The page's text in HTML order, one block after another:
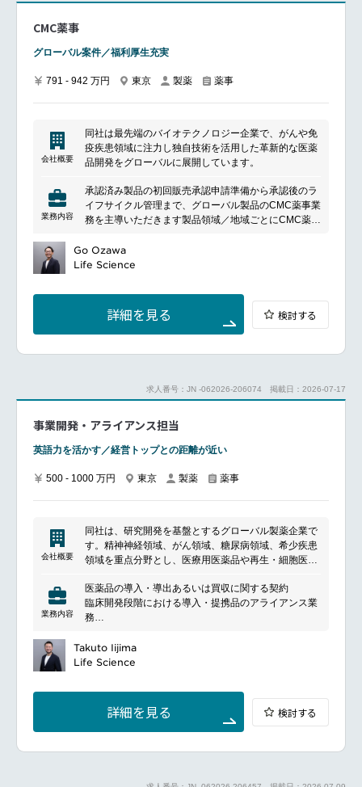
CMC薬事
グローバル案件／福利厚生充実
791 - 942 万円 東京 製薬 薬事
会社概要
同社は最先端のバイオテクノロジー企業で、がんや免
疫疾患領域に注力し独自技術を活用した革新的な医薬
品開発をグローバルに展開しています。
業務内容
承認済み製品の初回販売承認申請準備から承認後のラ
イフサイクル管理まで、グローバル製品のCMC薬事業
務を主導いただきます製品領域／地域ごとにCMC薬事
す。高いリーダーシップと影響力を発揮し、社内外の
ステークホルダーを巻き込みながら事業目標達成に貢
〈具体的には〉承認後変更申請、製品ライフサイクル
変更管理および安定供給確保を推進し、規制リスクの
早期特定・低減
部門横断チームや外部パートナーと連携し、薬事戦略
グローバル薬事部門におけるベストプラクティス共
Go Ozawa
Life Science
詳細を見る 検討する
求人番号：JN -062026-206074 掲載日：2026-07-17
事業開発・アライアンス担当
英語力を活かす／経営トップとの距離が近い
500 - 1000 万円 東京 製薬 薬事
会社概要
同社は、研究開発を基盤とするグローバル製薬企業で
す。精神神経領域、がん領域、糖尿病領域、希少疾患
領域を重点分野とし、医療用医薬品や再生・細胞医療
な治療法の創出を通じて、患者さんの健康と医療の発
展に貢献しています。
業務内容
医薬品の導入・導出あるいは買収に関する契約
臨床開発段階における導入・提携品のアライアンス業
務
Takuto Iijima
Life Science
詳細を見る 検討する